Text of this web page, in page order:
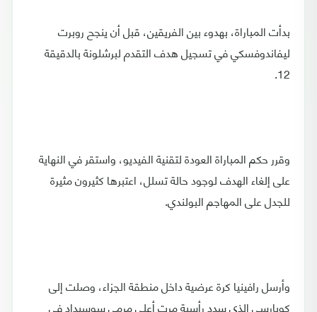
بدأت المباراة، بهدوء بين الفريقين، قبل أن ينجح روبرت
ليفاندوفسكي في تسجيل هدف التقدم لبرشلونة بالدقيقة
12.
وقرر حكم المباراة العودة لتقنية الفيديو، واستقر في النهاية
على إلغاء الهدف لوجود حالة تسلل، اعتبرها كثيرون مثيرة
للجدل على المهاجم البولندي.
وأرسل رافينيا كرة عرضية داخل منطقة الجزاء، وصلت إلى
كوبارسي الذي سدد رأسية مرت أعلى مرمى سوسيداد في